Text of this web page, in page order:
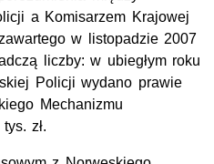
a Komisarzem Krajowej
w listopadzie 2007
liczby: w ubiegłym roku
Policji wydano prawie
Mechanizmu
zł.